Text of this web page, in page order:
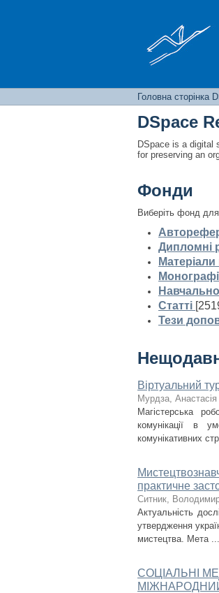
Головна сторінка
DSpace
DSpace is a digital
for preserving an
Фонди
Виберіть фонд
Дипломні
Статті
Тези
Віртуальний
Мурдза, Анастасія
Магістерська
комунікації в
комунікативних
практичне
Ситник,
Актуальність
утвердження
мистецтва. Мета ...
СОЦІАЛЬНІ